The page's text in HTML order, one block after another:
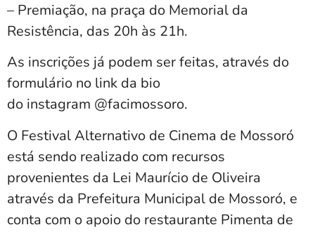
– Premiação, na praça do Memorial da
Resistência, das 20h às 21h.
As inscrições já podem ser feitas, através do
formulário no link da bio
do instagram @facimossoro.
O Festival Alternativo de Cinema de Mossoró
está sendo realizado com recursos
provenientes da Lei Maurício de Oliveira
através da Prefeitura Municipal de Mossoró, e
conta com o apoio do restaurante Pimenta de